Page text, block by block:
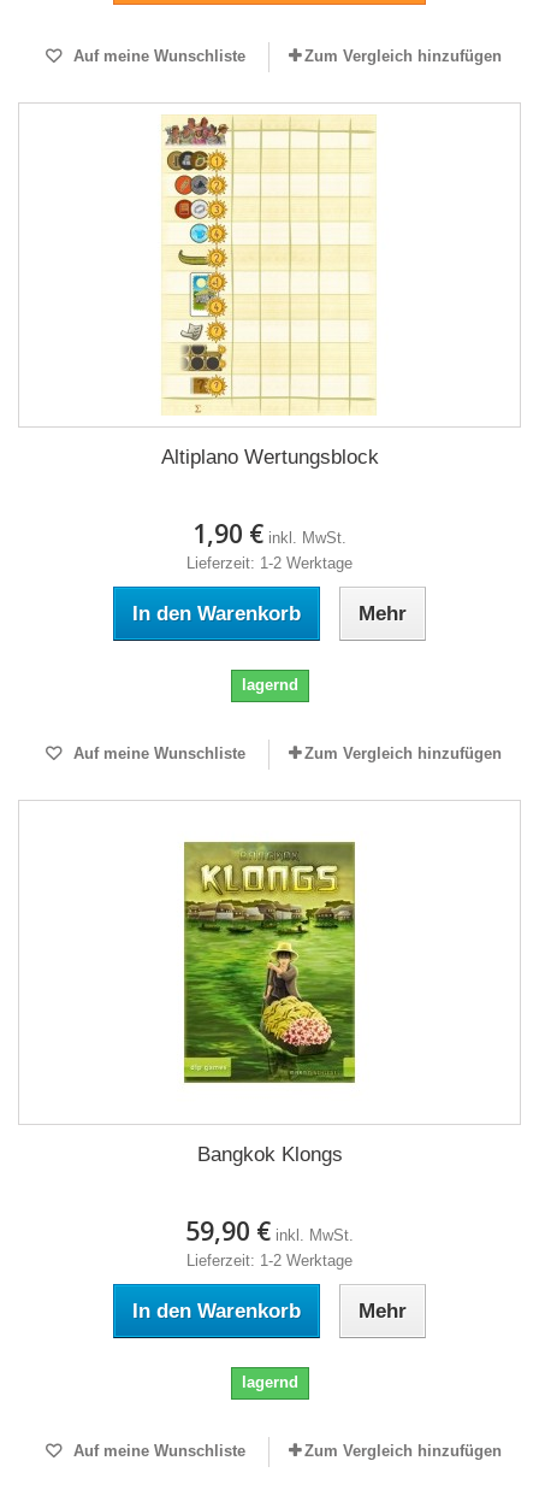
Auf meine Wunschliste Zum Vergleich hinzufügen
Altiplano Wertungsblock
1,90 € inkl. MwSt.
Lieferzeit: 1-2 Werktage
In den Warenkorb Mehr
lagernd
Auf meine Wunschliste Zum Vergleich hinzufügen
Bangkok Klongs
59,90 € inkl. MwSt.
Lieferzeit: 1-2 Werktage
In den Warenkorb Mehr
lagernd
Auf meine Wunschliste Zum Vergleich hinzufügen